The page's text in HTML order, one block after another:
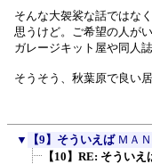
そんな大袈裟な話ではな
思うけど。ご希望の人が
ガレージキット屋や同人
そうそう、秋葉原で良い
▼ 【9】そういえば ＭＡ
【10】RE: そういえ